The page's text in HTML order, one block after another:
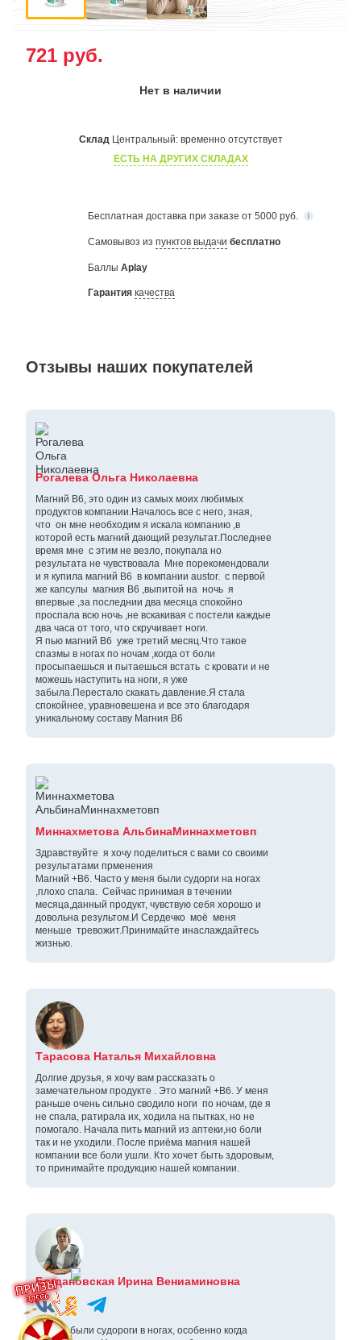
721 руб.
Нет в наличии
СкладЦентральный: временно отсутствует
ЕСТЬ НА ДРУГИХ СКЛАДАХ
Бесплатная доставка при заказе от 5000 руб.
Самовывоз из пунктов выдачи бесплатно
Баллы Aplay
Гарантия качества
Отзывы наших покупателей
Рогалева Ольга Николаевна
Магний В6, это один из самых моих любимых
продуктов компании.Началось все с него, зная,
что он мне необходим я искала компанию ,в
которой есть магний дающий результат.Последнее
время мне с этим не везло, покупала но
результата не чувствовала Мне порекомендовали
и я купила магний В6 в компании austor. с первой
же капсулы магния В6 ,выпитой на ночь я
впервые ,за последнии два месяца спокойно
проспала всю ночь ,не вскакивая с постели каждые
два часа от того, что скручивает ноги.
Я пью магний В6 уже третий месяц.Что такое
спазмы в ногах по ночам ,когда от боли
просыпаешься и пытаешься встать с кровати и не
можешь наступить на ноги, я уже
забыла.Перестало скакать давление.Я стала
спокойнее, уравновешена и все это благодаря
уникальному составу Магния В6
Миннахметова АльбинаМиннахметовп
Здравствуйте я хочу поделиться с вами со своими
результатами прменения
Магний +В6. Часто у меня были судорги на ногах
,плохо спала. Сейчас принимая в течении
месяца,данный продукт, чувствую себя хорошо и
довольна результом.И Сердечко моё меня
меньше тревожит.Принимайте инаслаждайтесь
жизнью.
Тарасова Наталья Михайловна
Долгие друзья, я хочу вам рассказать о
замечательном продукте . Это магний +В6. У меня
раньше очень сильно сводило ноги по ночам, где я
не спала, ратирала их, ходила на пытках, но не
помогало. Начала пить магний из аптеки,но боли
так и не уходили. После приёма магния нашей
компании все боли ушли. Кто хочет быть здоровым,
то принимайте продукцию нашей компании.
Богдановская Ирина Вениаминовна
У меня были судороги в ногах, особенно когда